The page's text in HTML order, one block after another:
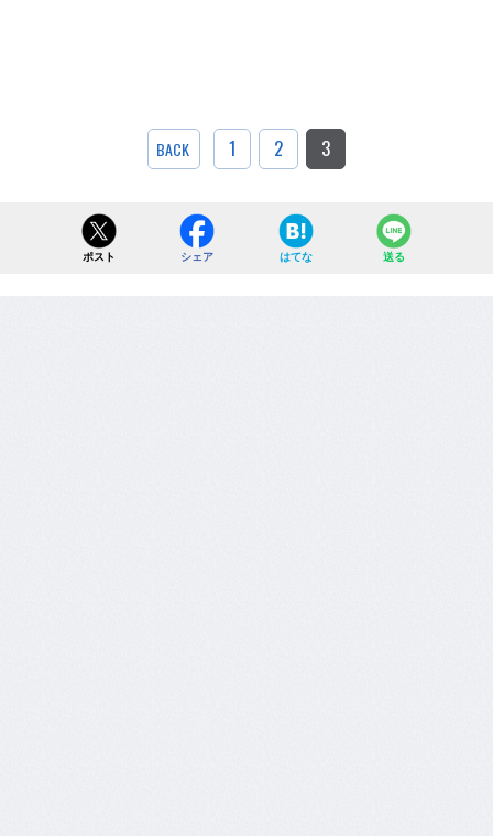
BACK 1 2 3
ポスト シェア はてな 送る